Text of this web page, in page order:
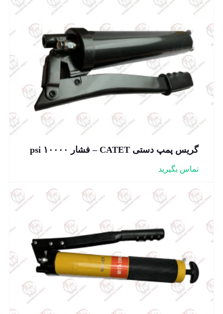
گریس پمپ دستی CATET – فشار ۱۰۰۰۰ psi
تماس بگیرید